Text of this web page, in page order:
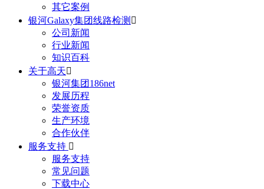
其它案例
银河Galaxy集团线路检测 
公司新闻
行业新闻
知识百科
关于高天
银河集团186net
发展历程
荣誉资质
生产环境
合作伙伴
服务支持 
服务支持
常见问题
下载中心